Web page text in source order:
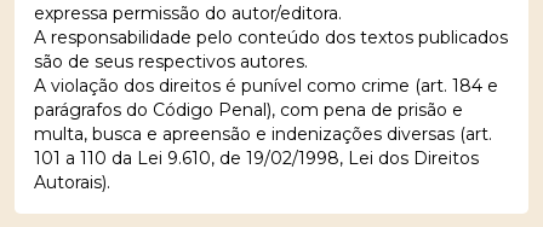
expressa permissão do autor/editora.
A responsabilidade pelo conteúdo dos textos publicados
são de seus respectivos autores.
A violação dos direitos é punível como crime (art. 184 e
parágrafos do Código Penal), com pena de prisão e
multa, busca e apreensão e indenizações diversas (art.
101 a 110 da Lei 9.610, de 19/02/1998, Lei dos Direitos
Autorais).